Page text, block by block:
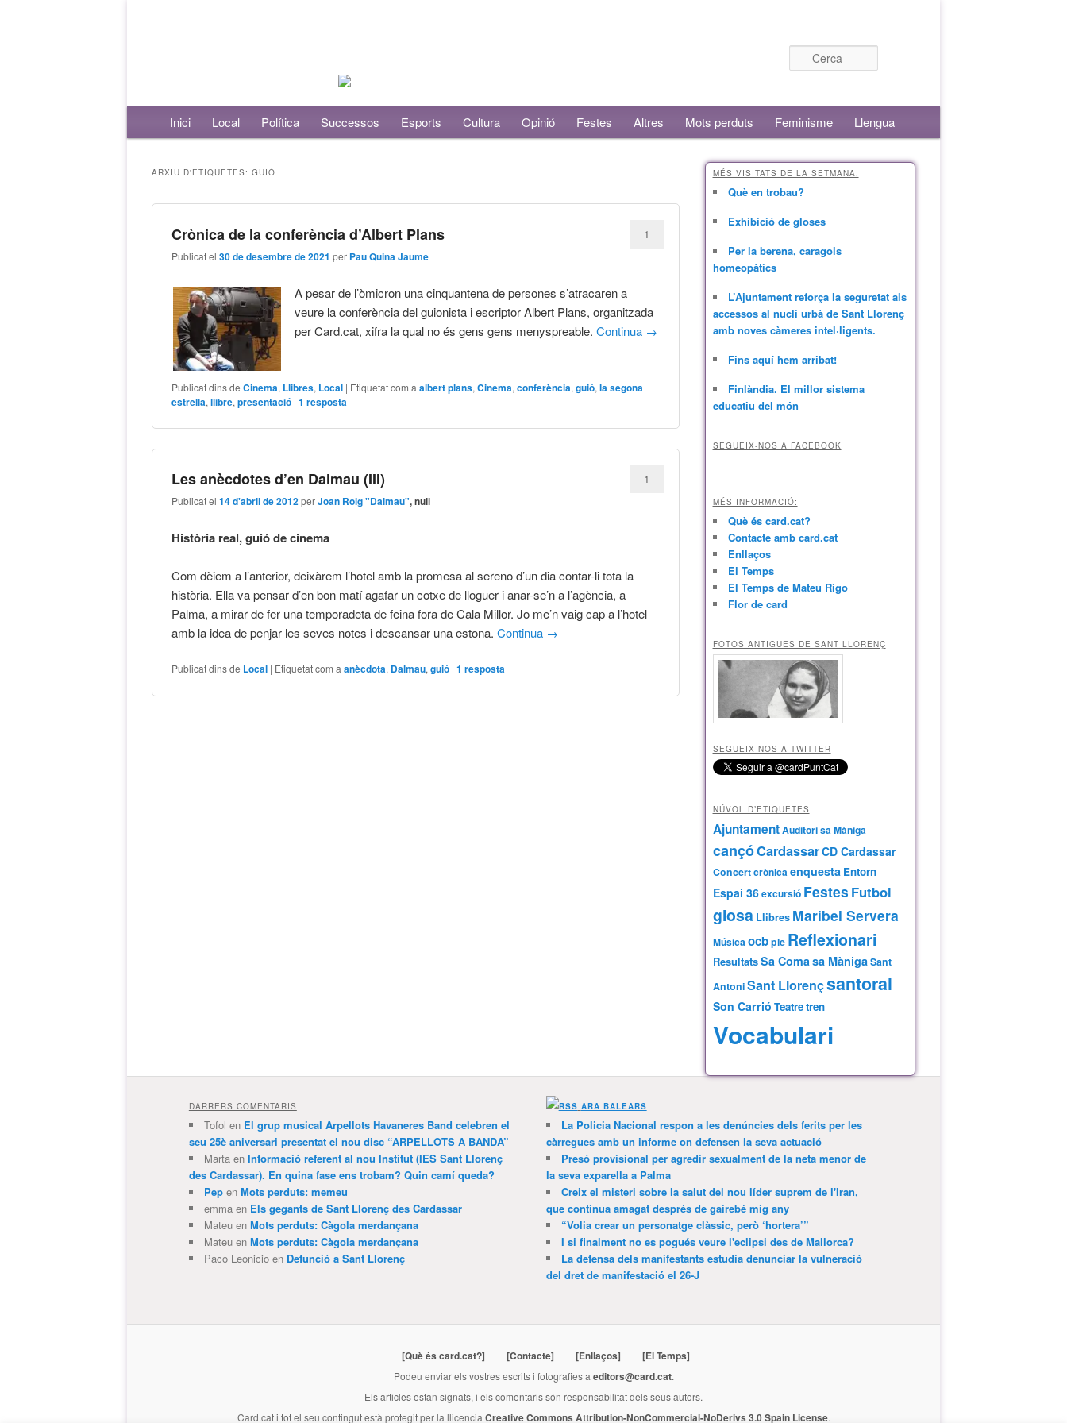
Menú principalAneu al contingut principal
Aneu al contingut secundari
Inici Local Política Successos Esports Cultura Opinió Festes Altres Mots perduts Feminisme Llengua
ARXIU D'ETIQUETES: GUIÓ
Crònica de la conferència d’Albert Plans
Publicat el30 de desembre de 2021 per Pau Quina Jaume
1
A pesar de l’òmicron una cinquantena de persones s’atracaren a
veure la conferència del guionista i escriptor Albert Plans, organitzada
per Card.cat, xifra la qual no és gens gens menyspreable.Continua →
Publicat dins de Cinema, Llibres, Local | Etiquetat com a albert plans,Cinema,conferència,guió,la segona
estrella,llibre,presentació |1 resposta
Les anècdotes d’en Dalmau (III)
Publicat el14 d'abril de 2012perJoan Roig "Dalmau", null
1
Història real, guió de cinema
Com dèiem a l’anterior, deixàrem l’hotel amb la promesa al sereno d’un dia contar-li tota la
història. Ella va pensar d’en bon matí agafar un cotxe de lloguer i anar-se’n a l’agència, a
Palma, a mirar de fer una temporadeta de feina fora de Cala Millor. Jo me’n vaig cap a l’hotel
amb la idea de penjar les seves notes i descansar una estona.Continua →
Publicat dins de Local | Etiquetat com aanècdota, Dalmau,guió |1 resposta
MÉS VISITATS DE LA SETMANA:
Què en trobau?
Exhibició de gloses
Per la berena, caragols
homeopàtics
L’Ajuntament reforça la seguretat als
accessos al nucli urbà de Sant Llorenç
amb noves càmeres intel·ligents.
Fins aquí hem arribat!
Finlàndia. El millor sistema
educatiu del món
SEGUEIX-NOS A FACEBOOK
MÉS INFORMACIÓ:
Què és card.cat?
Contacte amb card.cat
Enllaços
El Temps
El Temps de Mateu Rigo
Flor de card
FOTOS ANTIGUES DE SANT LLORENÇ
SEGUEIX-NOS A TWITTER
NÚVOL D’ETIQUETES
AjuntamentAuditori sa Màniga
cançóCardassarCD Cardassar
Concertcrònicaenquesta Entorn
Espai 36excursió Festes Futbol
glosa Llibres Maribel Servera
Músicaocbple Reflexionari
ResultatsSa Comasa MànigaSant
AntoniSant Llorençsantoral
Son Carrió Teatretren
Vocabulari
DARRERS COMENTARIS
Tofol en El grup musical Arpellots Havaneres Band celebren el
seu 25è aniversari presentat el nou disc “ARPELLOTS A BANDA”
Martaen Informació referent al nou Institut (IES Sant Llorenç
des Cardassar). En quina fase ens trobam? Quin camí queda?
Pepen Mots perduts: memeu
emmaen Els gegants de Sant Llorenç des Cardassar
Mateuen Mots perduts: Càgola merdançana
Mateuen Mots perduts: Càgola merdançana
Paco Leonicioen Defunció a Sant Llorenç
ARA BALEARS
La Policia Nacional respon a les denúncies dels ferits per les
càrregues amb un informe on defensen la seva actuació
Presó provisional per agredir sexualment de la neta menor de
la seva exparella a Palma
Creix el misteri sobre la salut del nou líder suprem de l'Iran,
que continua amagat després de gairebé mig any
“Volia crear un personatge clàssic, però ‘hortera’”
I si finalment no es pogués veure l'eclipsi des de Mallorca?
La defensa dels manifestants estudia denunciar la vulneració
del dret de manifestació el 26-J
[Què és card.cat?] [Contacte] [Enllaços] [El Temps]
Podeu enviar els vostres escrits i fotografies a editors@card.cat.
Els articles estan signats, i els comentaris són responsabilitat dels seus autors.
Card.cati tot el seu contingut està protegit per la llicencia Creative Commons Attribution-NonCommercial-NoDerivs 3.0 Spain License.